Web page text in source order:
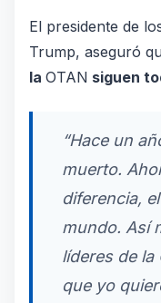
El presidente de
Trump, aseguró
la OTAN siguen
“Hace un
muerto.
diferencia,
mundo. Así
líderes de la
que yo